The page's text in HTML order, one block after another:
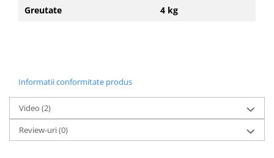
Greutate
4 kg
Informatii conformitate produs
Video (2)
Review-uri(0)